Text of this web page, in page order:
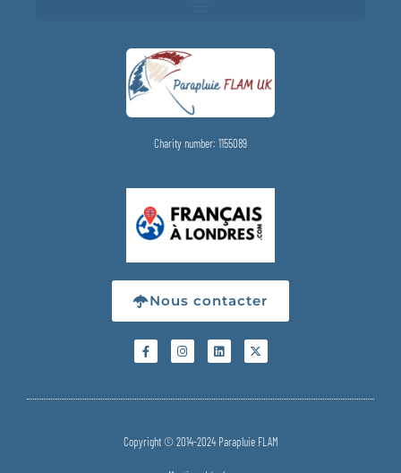
Charity number: 1155089
Nous contacter
Copyright © 2014-2024 Parapluie FLAM